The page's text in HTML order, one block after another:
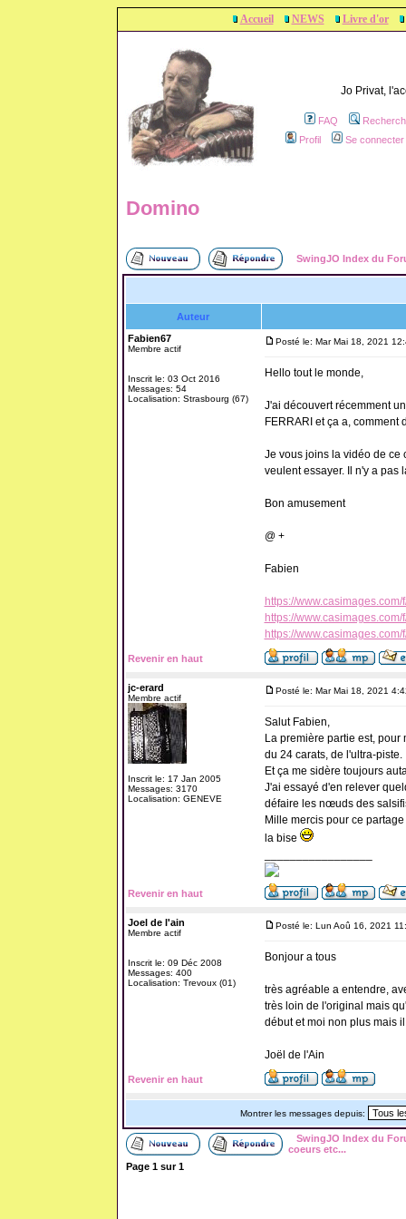
Accueil NEWS Livre d'or
Jo Privat,
FAQ
Profil
Se
Domino
SwingJO Index du
Auteur
Fabien67
Membre actif
Inscrit le: 03 Oct 2016
Messages: 54
Localisation: Strasbourg (67)
Posté le: Mar Mai 18, 2021
Hello tout le monde,
J'ai découvert récemment
FERRARI et ça a, comment
Je vous joins la vidéo de ce
veulent essayer. Il n'y a pas
Bon amusement
@ +
Fabien
https://
https://
https://
Revenir en haut
jc-erard
Membre actif
Inscrit le: 17 Jan 2005
Messages: 3170
Localisation: GENEVE
Posté le: Mar Mai 18, 2021
Salut Fabien,
La première partie est,
du 24 carats, de l'ultra-piste.
Et ça me sidère toujours
J'ai essayé d'en relever
défaire les nœuds des
Mille mercis pour ce
la bise
Revenir en haut
Joel de l'ain
Membre actif
Inscrit le: 09 Déc 2008
Messages: 400
Localisation: Trevoux (01)
Posté le: Lun Aoû 16, 2021
Bonjour a tous
très agréable a entendre,
très loin de l'original mais
début et moi non plus mais
Joël de l'Ain
Revenir en haut
Montrer les messages depuis:
SwingJO Index du
coeurs etc...
Page 1sur1